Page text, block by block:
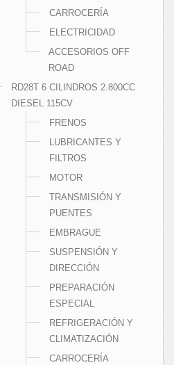
CARROCERÍA
ELECTRICIDAD
ACCESORIOS OFF
ROAD
RD28T 6 CILINDROS 2.800CC
DIESEL 115CV
FRENOS
LUBRICANTES Y
FILTROS
MOTOR
TRANSMISIÓN Y
PUENTES
EMBRAGUE
SUSPENSIÓN Y
DIRECCIÓN
PREPARACIÓN
ESPECIAL
REFRIGERACIÓN Y
CLIMATIZACIÓN
CARROCERÍA